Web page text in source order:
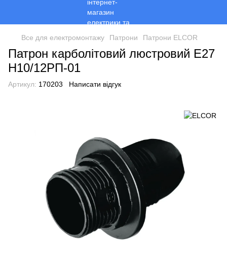
Все для електромонтажу Патрони Патрони ELCOR
Патрон карболітовий люстровий E27
Н10/12РП-01
Артикул: 170203 Написати відгук